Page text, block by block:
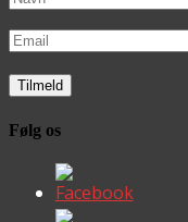
Følg os